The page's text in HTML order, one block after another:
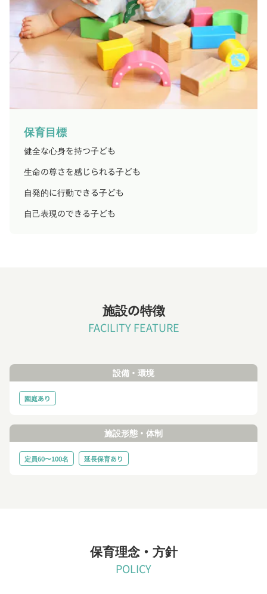
保育目標
健全な心身を持つ子ども
生命の尊さを感じられる子ども
自発的に行動できる子ども
自己表現のできる子ども
施設の特徴
FACILITY FEATURE
設備・環境
園庭あり
施設形態・体制
定員60〜100名 延長保育あり
保育理念・方針
POLICY